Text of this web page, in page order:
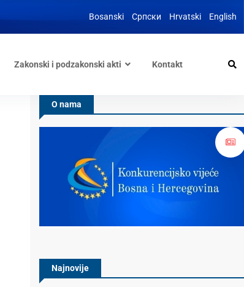
Bosanski Српски Hrvatski English
Zakonski i podzakonski akti Kontakt
O nama
Najnovije